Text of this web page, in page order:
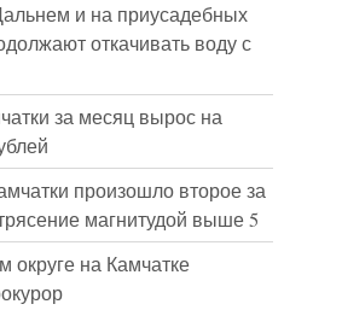
и на приусадебных
откачивать воду с
за месяц вырос на
произошло второе за
магнитудой выше 5
округе на Камчатке